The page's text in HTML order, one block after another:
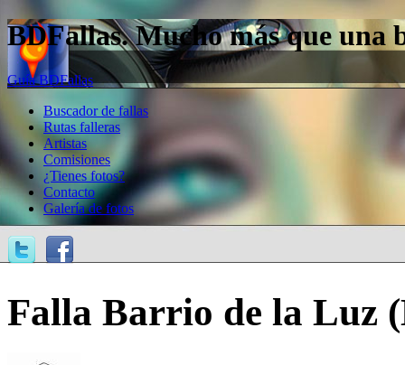
BDFallas. Mucho más que una
Guía BDFallas
Buscador de fallas
Rutas falleras
Artistas
Comisiones
¿Tienes fotos?
Contacto
Galería de fotos
Falla Barrio de la Luz